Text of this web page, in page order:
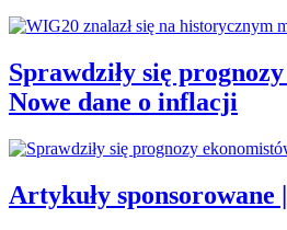
Sprawdziły się
Nowe dane o inflacji
Artykuły sponsorowane